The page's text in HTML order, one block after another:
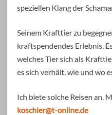
speziellen Klang der
Seinem Krafttier zu
kraftspendendes Erlebnis.
welches Tier sich als
es sich verhält, wie und wo
Ich biete solche Reisen an.
koschier@t-online.de